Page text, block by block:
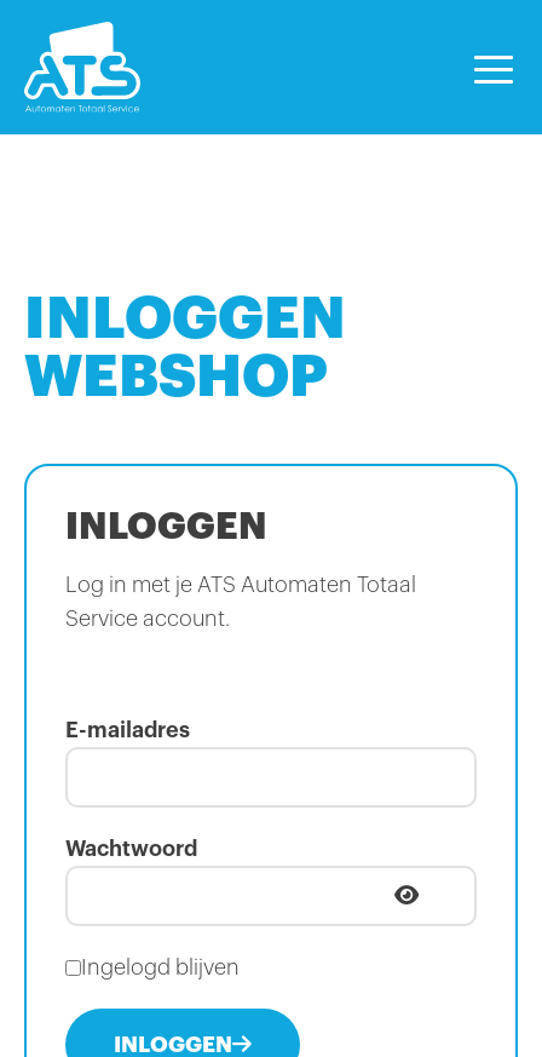
INLOGGEN
WEBSHOP
INLOGGEN
Log in met je ATS Automaten Totaal
Service account.
E-mailadres
Wachtwoord
Ingelogd blijven
INLOGGEN